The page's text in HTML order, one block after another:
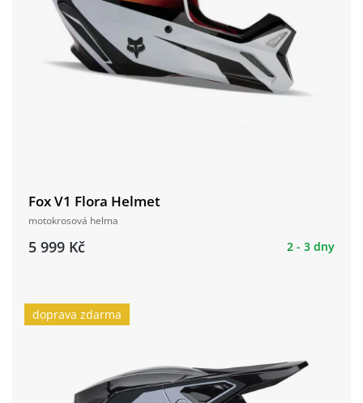
Fox V1 Flora Helmet
motokrosová helma
5 999 Kč 2 - 3 dny
doprava zdarma